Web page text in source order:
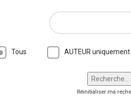
Tous AUTEUR uniquement
Réinitialiser ma